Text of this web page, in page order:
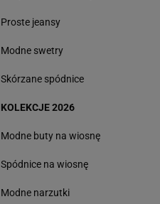
Proste jeansy
Modne swetry
Skórzane spódnice
KOLEKCJE 2026
Modne buty na wiosnę
Spódnice na wiosnę
Modne narzutki